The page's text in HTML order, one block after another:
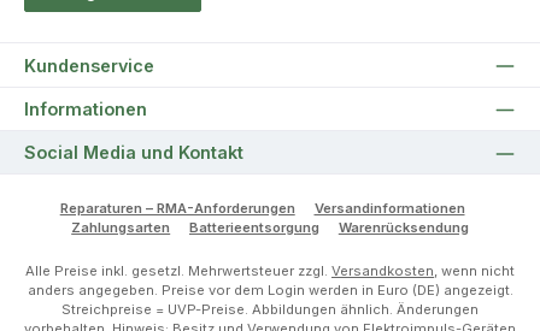
Kundenservice
Informationen
Social Media und Kontakt
Reparaturen – RMA-Anforderungen
Versandinformationen
Zahlungsarten
Batterieentsorgung Warenrücksendung
Alle Preise inkl. gesetzl. Mehrwertsteuer zzgl. Versandkosten, wenn nicht
anders angegeben. Preise vor dem Login werden in Euro (DE) angezeigt.
Streichpreise = UVP-Preise. Abbildungen ähnlich. Änderungen